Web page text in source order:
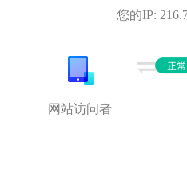
您的IP:
网站访问者